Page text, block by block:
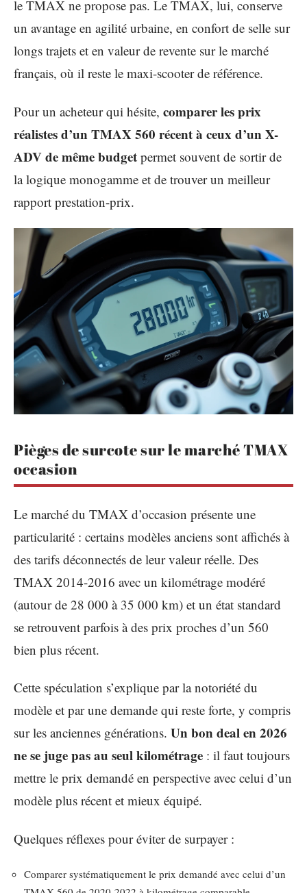
le TMAX ne propose pas. Le TMAX, lui, conserve
un avantage en agilité urbaine, en confort de selle sur
longs trajets et en valeur de revente sur le marché
français, où il reste le maxi-scooter de référence.
Pour un acheteur qui hésite, comparer les prix
réalistes d’un TMAX 560 récent à ceux d’un X-
ADV de même budget permet souvent de sortir de
la logique monogamme et de trouver un meilleur
rapport prestation-prix.
Pièges de surcote sur le marché TMAX
occasion
Le marché du TMAX d’occasion présente une
particularité : certains modèles anciens sont affichés à
des tarifs déconnectés de leur valeur réelle. Des
TMAX 2014-2016 avec un kilométrage modéré
(autour de 28 000 à 35 000 km) et un état standard
se retrouvent parfois à des prix proches d’un 560
bien plus récent.
Cette spéculation s’explique par la notoriété du
modèle et par une demande qui reste forte, y compris
sur les anciennes générations. Un bon deal en 2026
ne se juge pas au seul kilométrage : il faut toujours
mettre le prix demandé en perspective avec celui d’un
modèle plus récent et mieux équipé.
Quelques réflexes pour éviter de surpayer :
Comparer systématiquement le prix demandé avec celui d’un